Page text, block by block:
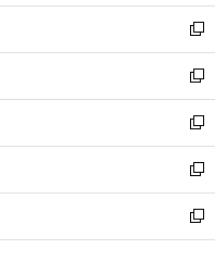
開
く
ウ
で
開
く
ン
ド
ウ
で
開
く
ウ
ィ
ン
ド
ウ
で
開
く
し
い
ウ
ィ
ン
ド
ウ
で
開
く
新
し
い
ウ
ィ
ン
ド
ウ
で
開
新
し
い
ウ
ィ
ン
ド
ウ
新
し
い
ウ
ィ
ン
新
し
い
ウ
新
し